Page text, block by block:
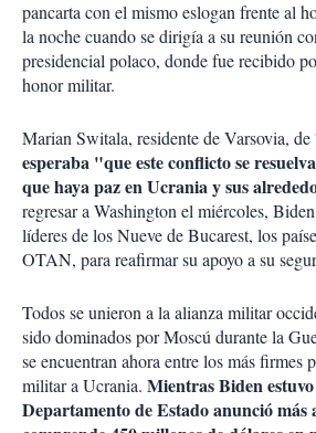
pancarta con el mismo eslogan frente al
la noche cuando se dirigía a su reunión
presidencial polaco, donde fue recibido
honor militar.
Marian Switala, residente de Varsovia, de
esperaba "que este conflicto se
que haya paz en Ucrania y sus
regresar a Washington el miércoles,
líderes de los Nueve de Bucarest, los
OTAN, para reafirmar su apoyo a su
Todos se unieron a la alianza militar
sido dominados por Moscú durante la
se encuentran ahora entre los más firmes
militar a Ucrania. Mientras Biden
Departamento de Estado anunció más